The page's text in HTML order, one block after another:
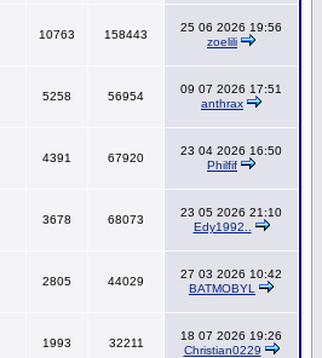
10763 158443
25 06 2026 19:56
zoelili
5258 56954
09 07 2026 17:51
anthrax
4391 67920
23 04 2026 16:50
Philfif
3678 68073
23 05 2026 21:10
Edy1992..
2805 44029
27 03 2026 10:42
BATMOBYL
1993 32211
18 07 2026 19:26
Christian0229